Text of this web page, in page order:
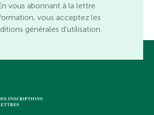
vous abonnant à la lettre
vous acceptez les
générales d’utilisation.